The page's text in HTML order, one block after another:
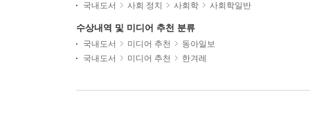
국내도서 사회 정치 사회학 사회학일반
수상내역 및 미디어 추천 분류
국내도서 미디어 추천
동아일보
국내도서
미디어 추천 한겨레